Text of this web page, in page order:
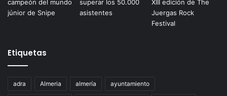
Etiquetas
adra Almeria almería ayuntamiento